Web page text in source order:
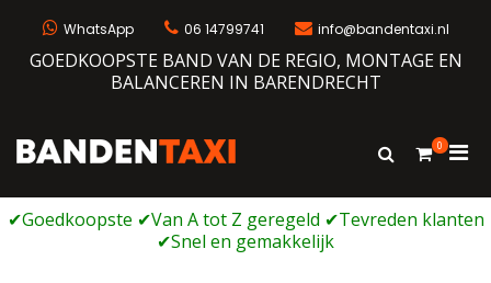
WhatsApp 06 14799741 info@bandentaxi.nl
GOEDKOOPSTE BAND VAN DE REGIO, MONTAGE EN
BALANCEREN IN BARENDRECHT
Bandengarage met eigen webshop
Toon
0
voor